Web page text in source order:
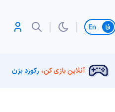
تغییر زبان
آنلاین بازی کن، رکورد بزن